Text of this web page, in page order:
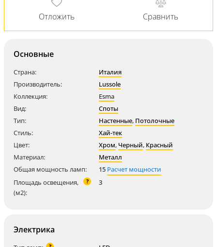
Основные
Страна:
Италия
Производитель:
Lussole
Коллекция:
Esma
Вид:
Споты
Тип:
Настенные, Потолочные
Стиль:
Хай-тек
Цвет:
Хром, Черный, Красный
Материал:
Металл
Общая мощность ламп:
15 Расчет мощности
Площадь освещения,
(м2):
? 3
Электрика